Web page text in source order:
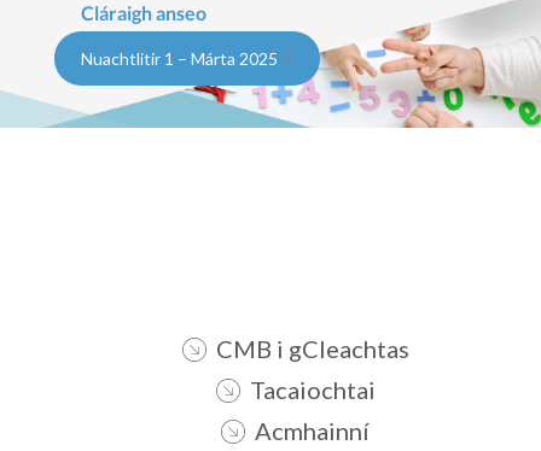
Cláraigh anseo
Nuachtlitir 1 – Márta 2025
CMB i gCleachtas
Tacaiochtai
Acmhainní